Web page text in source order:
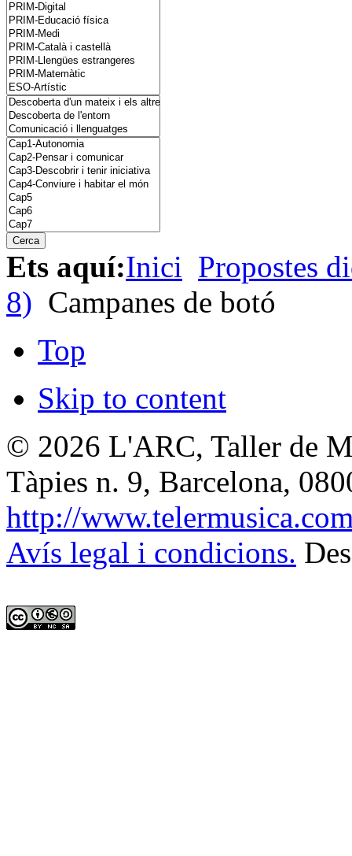
Ets aquí:Inici Propostes
8) Campanes de botó
Top
Skip to content
© 2026 L'ARC, Taller de
Tàpies n. 9, Barcelona,
http://
Avís legal i condicions.